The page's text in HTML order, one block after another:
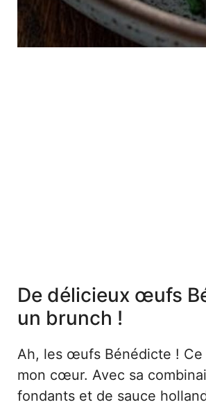
De délicieux œufs
un brunch !
Ah, les œufs Bénédicte ! Ce
mon cœur. Avec sa
fondants et de sauce